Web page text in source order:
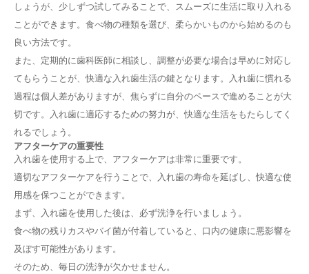
しょうが、少しずつ試してみることで、スムーズに生活に取り入れる
ことができます。食べ物の種類を選び、柔らかいものから始めるのも
良い方法です。
また、定期的に歯科医師に相談し、調整が必要な場合は早めに対応し
てもらうことが、快適な入れ歯生活の鍵となります。入れ歯に慣れる
過程は個人差がありますが、焦らずに自分のペースで進めることが大
切です。入れ歯に適応するための努力が、快適な生活をもたらしてく
れるでしょう。
アフターケアの重要性
入れ歯を使用する上で、アフターケアは非常に重要です。
適切なアフターケアを行うことで、入れ歯の寿命を延ばし、快適な使
用感を保つことができます。
まず、入れ歯を使用した後は、必ず洗浄を行いましょう。
食べ物の残りカスやバイ菌が付着していると、口内の健康に悪影響を
及ぼす可能性があります。
そのため、毎日の洗浄が欠かせません。
入れ歯の種類と特徴
シリコーン入れ歯のメリット
金属床入れ歯の特長
入れ歯の選び方
ライフスタイルに合った選び方
予算に応じた選択肢